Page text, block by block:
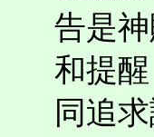
告是
和提
同追